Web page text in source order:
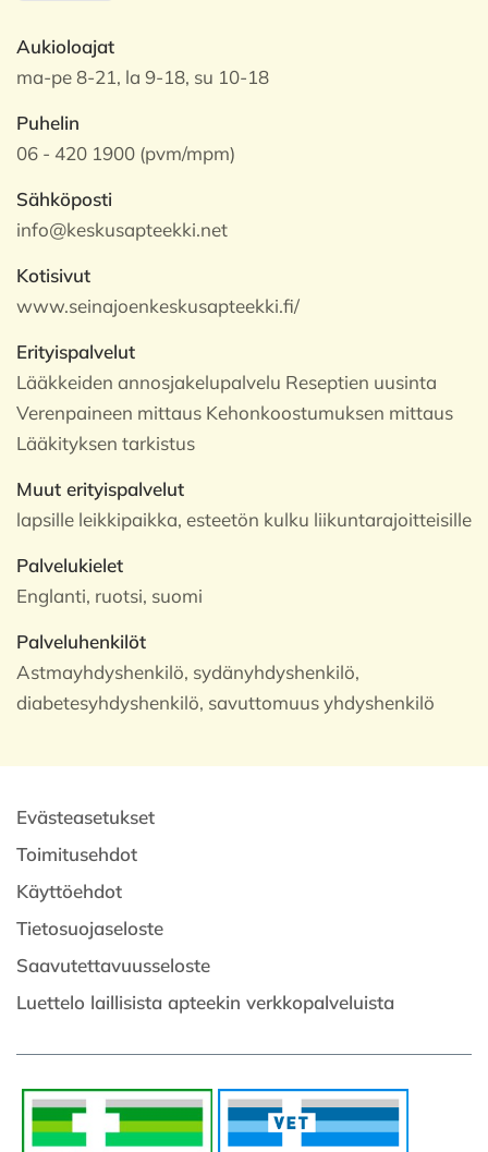
Aukioloajat
ma-pe 8-21, la 9-18, su 10-18
Puhelin
06 - 420 1900 (pvm/mpm)
Sähköposti
info@keskusapteekki.net
Kotisivut
www.seinajoenkeskusapteekki.fi/
Erityispalvelut
Lääkkeiden annosjakelupalvelu Reseptien uusinta
Verenpaineen mittaus Kehonkoostumuksen mittaus
Lääkityksen tarkistus
Muut erityispalvelut
lapsille leikkipaikka, esteetön kulku liikuntarajoitteisille
Palvelukielet
Englanti, ruotsi, suomi
Palveluhenkilöt
Astmayhdyshenkilö, sydänyhdyshenkilö,
diabetesyhdyshenkilö, savuttomuus yhdyshenkilö
Evästeasetukset
Toimitusehdot
Käyttöehdot
Tietosuojaseloste
Saavutettavuusseloste
Luettelo laillisista apteekin verkkopalveluista